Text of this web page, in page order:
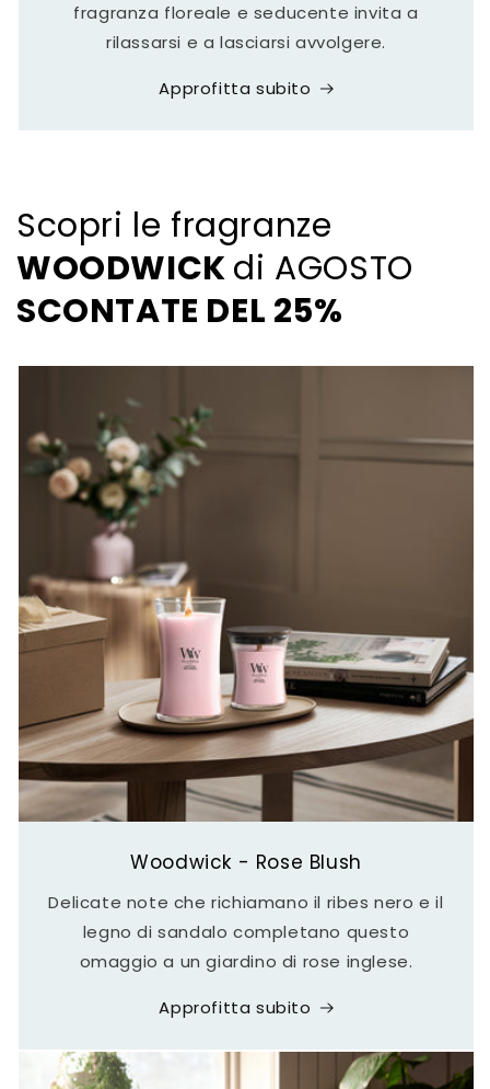
fragranza floreale e seducente invita a
rilassarsi e a lasciarsi avvolgere.
Approfitta subito
Scopri le fragranze
WOODWICKdi AGOSTO
SCONTATE DEL 25%
Woodwick - Rose Blush
Delicate note che richiamano il ribes nero e il
legno di sandalo completano questo
omaggio a un giardino di rose inglese.
Approfitta subito